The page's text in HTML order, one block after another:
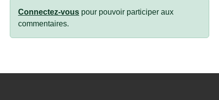
Connectez-vous pour pouvoir participer aux
commentaires.